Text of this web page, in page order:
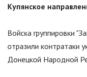
Купянское
Войска группировки "
отразили контратаки
Донецкой Народной